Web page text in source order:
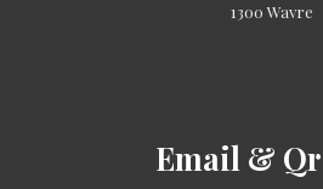
1300 Wavre
Email &